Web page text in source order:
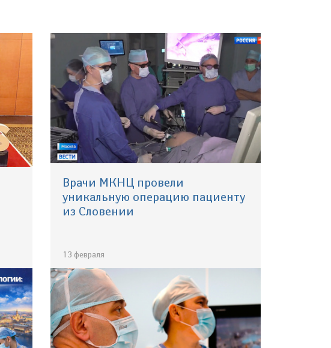
Врачи МКНЦ провели
уникальную операцию пациенту
из Словении
13 февраля